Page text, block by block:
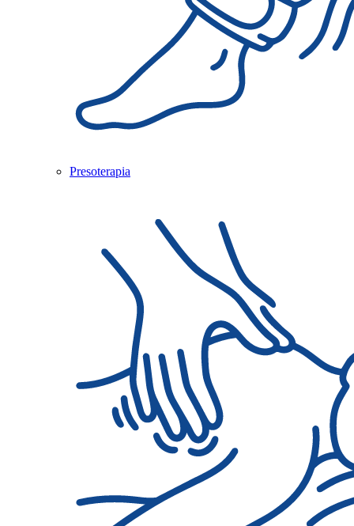
Presoterapia